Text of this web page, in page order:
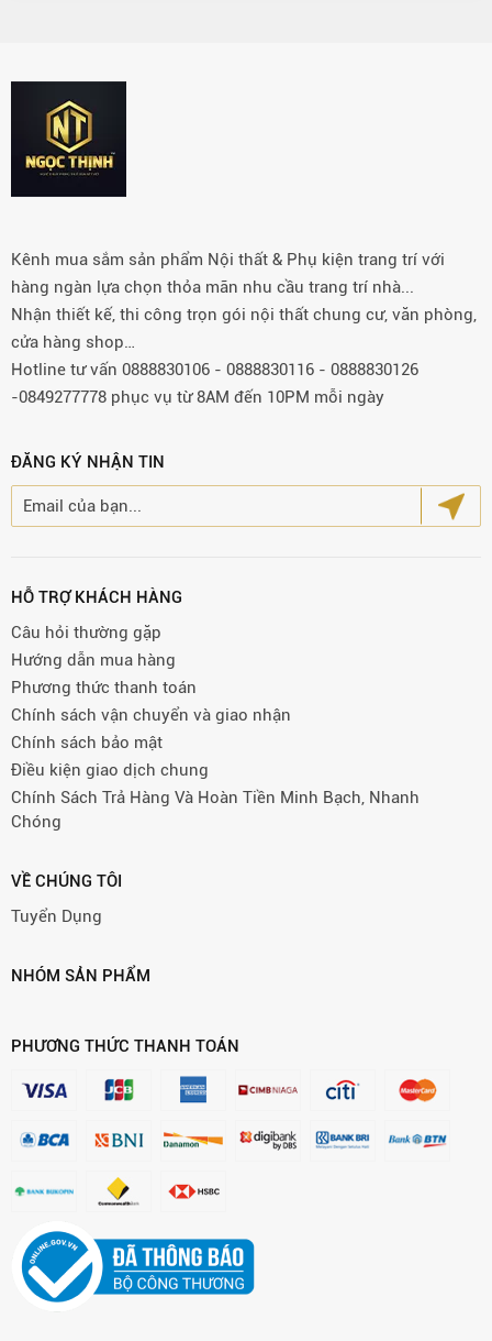
Kênh mua sắm sản phẩm Nội thất & Phụ kiện trang trí với
hàng ngàn lựa chọn thỏa mãn nhu cầu trang trí nhà...
Nhận thiết kế, thi công trọn gói nội thất chung cư, văn phòng,
cửa hàng shop…
Hotline tư vấn 0888830106 - 0888830116 - 0888830126
-0849277778 phục vụ từ 8AM đến 10PM mỗi ngày
ĐĂNG KÝ NHẬN TIN
HỖ TRỢ KHÁCH HÀNG
Câu hỏi thường gặp
Hướng dẫn mua hàng
Phương thức thanh toán
Chính sách vận chuyển và giao nhận
Chính sách bảo mật
Điều kiện giao dịch chung
Chính Sách Trả Hàng Và Hoàn Tiền Minh Bạch, Nhanh
Chóng
VỀ CHÚNG TÔI
Tuyển Dụng
NHÓM SẢN PHẨM
PHƯƠNG THỨC THANH TOÁN